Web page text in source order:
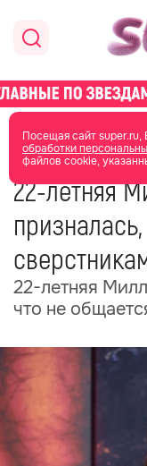
Посещая сайт super.ru,
обработки
файлов cookie,
главная
30 июня 17:55
22-летняя
22-летняя
что не